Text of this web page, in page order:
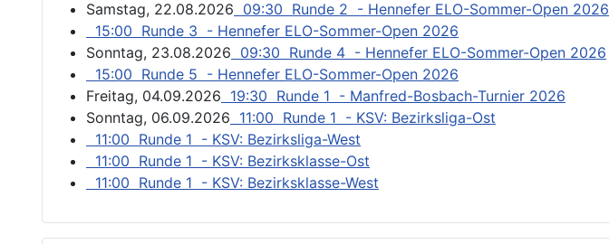
Samstag, 22.08.2026 09:30 Runde 2 - Hennefer ELO-Sommer-Open 2026
15:00 Runde 3 - Hennefer ELO-Sommer-Open 2026
Sonntag, 23.08.2026 09:30 Runde 4 - Hennefer ELO-Sommer-Open 2026
15:00 Runde 5 - Hennefer ELO-Sommer-Open 2026
Freitag, 04.09.2026 19:30 Runde 1 - Manfred-Bosbach-Turnier 2026
Sonntag, 06.09.2026 11:00 Runde 1 - KSV: Bezirksliga-Ost
11:00 Runde 1 - KSV: Bezirksliga-West
11:00 Runde 1 - KSV: Bezirksklasse-Ost
11:00 Runde 1 - KSV: Bezirksklasse-West